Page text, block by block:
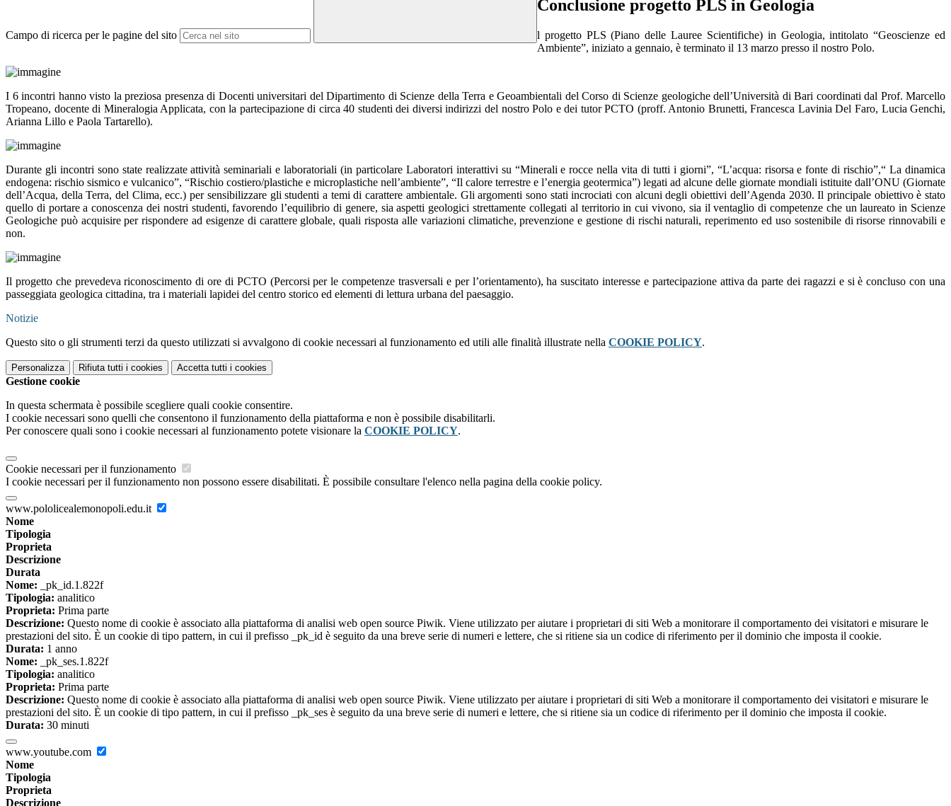
Campo di ricerca per le pagine del sito
Conclusione progetto PLS in Geologia
l progetto PLS (Piano delle Lauree Scientifiche) in Geologia, intitolato “Geoscienze ed
Ambiente”, iniziato a gennaio, è terminato il 13 marzo presso il nostro Polo.
I 6 incontri hanno visto la preziosa presenza di Docenti universitari del Dipartimento di Scienze della Terra e Geoambientali del Corso di Scienze geologiche dell’Università di Bari coordinati dal Prof. Marcello
Tropeano, docente di Mineralogia Applicata, con la partecipazione di circa 40 studenti dei diversi indirizzi del nostro Polo e dei tutor PCTO (proff. Antonio Brunetti,Francesca LaviniaDel Faro, Lucia Genchi,
Arianna Lillo e Paola Tartarello).
Durante gli incontri sono state realizzate attività seminariali e laboratoriali (in particolare Laboratori interattivi su “Minerali e rocce nella vita di tutti i giorni”, “L’acqua: risorsa e fonte di rischio”,“ La dinamica
endogena: rischio sismico e vulcanico”, “Rischio costiero/plastiche e microplastiche nell’ambiente”, “Il calore terrestre e l’energia geotermica”) legati ad alcune delle giornate mondiali istituite dall’ONU (Giornate
dell’Acqua, della Terra, del Clima, ecc.) per sensibilizzare gli studenti a temi di carattere ambientale. Gli argomenti sono stati incrociati con alcuni degli obiettivi dell’Agenda 2030. Il principale obiettivo è stato
quello di portare a conoscenza dei nostri studenti, favorendo l’equilibrio di genere, sia aspetti geologici strettamente collegati al territorio in cui vivono, sia il ventaglio di competenze che un laureato in Scienze
Geologiche può acquisire per rispondere ad esigenze di carattere globale, quali risposta alle variazioni climatiche, prevenzione e gestione di rischi naturali, reperimento ed uso sostenibile di risorse rinnovabili e
non.
Il progetto cheprevedeva riconoscimento di ore di PCTO (Percorsi per le competenze trasversali e per l’orientamento), ha suscitato interesse e partecipazione attiva da parte dei ragazzi esi è concluso con una
passeggiata geologica cittadina, tra i materiali lapidei del centro storico ed elementi di lettura urbana del paesaggio.
Notizie
Questo sito o gli strumenti terzi da questo utilizzati si avvalgono di cookie necessari al funzionamento ed utili alle finalità illustrate nella COOKIE POLICY.
Personalizza Rifiuta tutti i cookies Accetta tutti i cookies
Gestione cookie
In questa schermata è possibile scegliere quali cookie consentire.
I cookie necessari sono quelli che consentono il funzionamento della piattaforma e non è possibile disabilitarli.
Per conoscere quali sono i cookie necessari al funzionamento potete visionare la COOKIE POLICY.
Cookie necessari per il funzionamento
I cookie necessari per il funzionamento non possono essere disabilitati. È possibile consultare l'elenco nella pagina della cookie policy.
www.pololicealemonopoli.edu.it
Nome
Tipologia
Proprieta
Descrizione
Durata
Nome: _pk_id.1.822f
Tipologia: analitico
Proprieta: Prima parte
Descrizione: Questo nome di cookie è associato alla piattaforma di analisi web open source Piwik. Viene utilizzato per aiutare i proprietari di siti Web a monitorare il comportamento dei visitatori e misurare le
prestazioni del sito. È un cookie di tipo pattern, in cui il prefisso _pk_id è seguito da una breve serie di numeri e lettere, che si ritiene sia un codice di riferimento per il dominio che imposta il cookie.
Durata: 1 anno
Nome: _pk_ses.1.822f
Tipologia: analitico
Proprieta: Prima parte
Descrizione: Questo nome di cookie è associato alla piattaforma di analisi web open source Piwik. Viene utilizzato per aiutare i proprietari di siti Web a monitorare il comportamento dei visitatori e misurare le
prestazioni del sito. È un cookie di tipo pattern, in cui il prefisso _pk_ses è seguito da una breve serie di numeri e lettere, che si ritiene sia un codice di riferimento per il dominio che imposta il cookie.
Durata: 30 minuti
www.youtube.com
Nome
Tipologia
Proprieta
Descrizione